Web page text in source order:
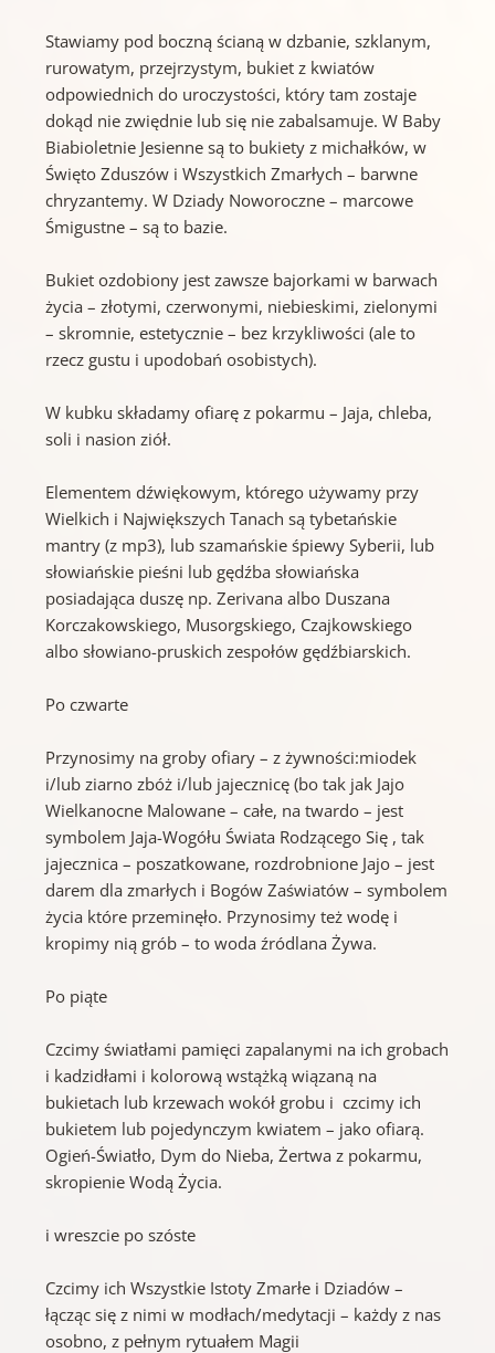
Stawiamy pod boczną ścianą w dzbanie, szklanym,
rurowatym, przejrzystym, bukiet z kwiatów
odpowiednich do uroczystości, który tam zostaje
dokąd nie zwiędnie lub się nie zabalsamuje. W Baby
Biabioletnie Jesienne są to bukiety z michałków, w
Święto Zduszów i Wszystkich Zmarłych – barwne
chryzantemy. W Dziady Noworoczne – marcowe
Śmigustne – są to bazie.
Bukiet ozdobiony jest zawsze bajorkami w barwach
życia – złotymi, czerwonymi, niebieskimi, zielonymi
– skromnie, estetycznie – bez krzykliwości (ale to
rzecz gustu i upodobań osobistych).
W kubku składamy ofiarę z pokarmu – Jaja, chleba,
soli i nasion ziół.
Elementem dźwiękowym, którego używamy przy
Wielkich i Największych Tanach są tybetańskie
mantry (z mp3), lub szamańskie śpiewy Syberii, lub
słowiańskie pieśni lub gędźba słowiańska
posiadająca duszę np. Zerivana albo Duszana
Korczakowskiego, Musorgskiego, Czajkowskiego
albo słowiano-pruskich zespołów gędźbiarskich.
Po czwarte
Przynosimy na groby ofiary – z żywności:miodek
i/lub ziarno zbóż i/lub jajecznicę (bo tak jak Jajo
Wielkanocne Malowane – całe, na twardo – jest
symbolem Jaja-Wogółu Świata Rodzącego Się , tak
jajecznica – poszatkowane, rozdrobnione Jajo – jest
darem dla zmarłych i Bogów Zaświatów – symbolem
życia które przeminęło. Przynosimy też wodę i
kropimy nią grób – to woda źródlana Żywa.
Po piąte
Czcimy światłami pamięci zapalanymi na ich grobach
i kadzidłami i kolorową wstążką wiązaną na
bukietach lub krzewach wokół grobu i czcimy ich
bukietem lub pojedynczym kwiatem – jako ofiarą.
Ogień-Światło, Dym do Nieba, Żertwa z pokarmu,
skropienie Wodą Życia.
i wreszcie po szóste
Czcimy ich Wszystkie Istoty Zmarłe i Dziadów –
łącząc się z nimi w modłach/medytacji – każdy z nas
osobno, z pełnym rytuałem Magii